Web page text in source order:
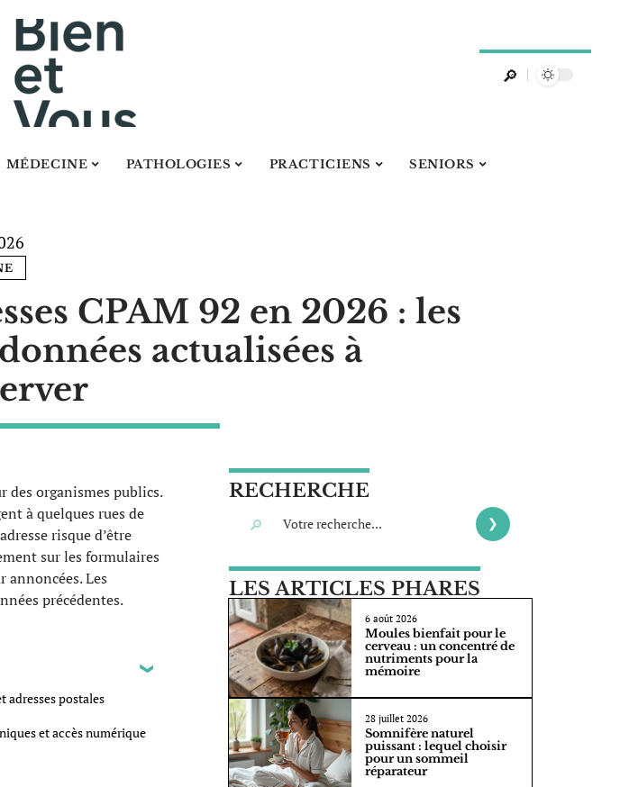
MÉDECINE PATHOLOGIES PRACTICIENS SENIORS
CPAM 92 en 2026 : les
actualisées à
des organismes publics.
à quelques rues de
risque d’être
sur les formulaires
Les
précédentes.
adresses postales
et accès numérique
RECHERCHE
LES ARTICLES PHARES
6 août 2026
Moules bienfait pour le
cerveau : un concentré de
nutriments pour la
mémoire
28 juillet 2026
Somnifère naturel
puissant : lequel choisir
pour un sommeil
réparateur